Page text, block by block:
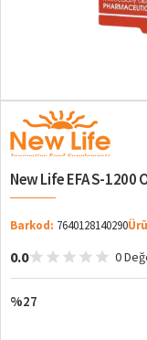
New Life EFA S-1200
Barkod: 7640128140290
0.0 0
%27